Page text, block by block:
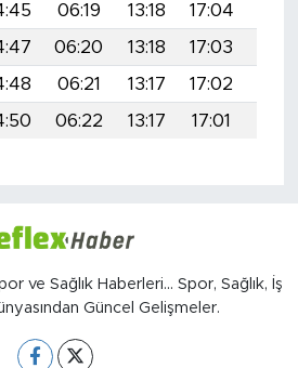
06:19 13:18 17:04
06:20 13:18 17:03
06:21 13:17 17:02
06:22 13:17 17:01
ve Sağlık Haberleri... Spor, Sağlık, İş
Güncel Gelişmeler.